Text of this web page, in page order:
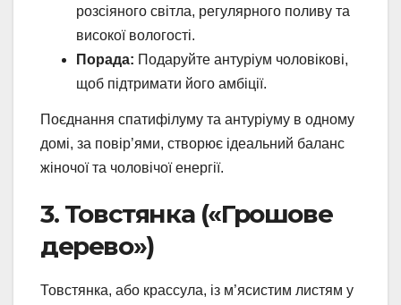
розсіяного світла, регулярного поливу та
високої вологості.
Порада: Подаруйте антуріум чоловікові,
щоб підтримати його амбіції.
Поєднання спатифілуму та антуріуму в одному
домі, за повір’ями, створює ідеальний баланс
жіночої та чоловічої енергії.
3. Товстянка («Грошове
дерево»)
Товстянка, або крассула, із м’ясистим листям у